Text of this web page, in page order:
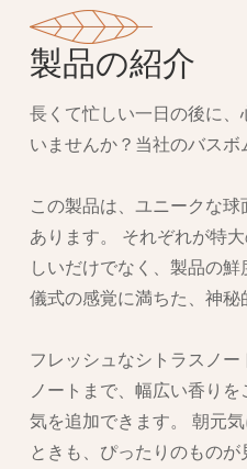
製品の紹介
長くて忙しい一日の後に
いませんか？当社のバスボ
この製品は、ユニークな
あります。 それぞれが特
しいだけでなく、製品の
儀式の感覚に満ちた、神秘
フレッシュなシトラスノ
ノートまで、幅広い香り
気を追加できます。 朝元
ときも、ぴったりのものが